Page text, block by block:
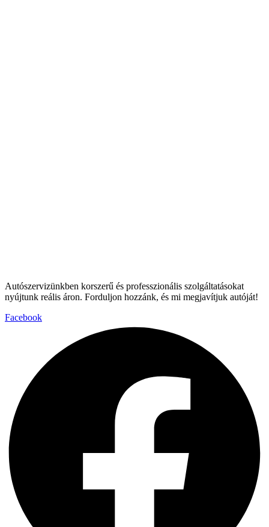
Autószervizünkben korszerű és professzionális szolgáltatásokat
nyújtunk reális áron. Forduljon hozzánk, és mi megjavítjuk autóját!
Facebook